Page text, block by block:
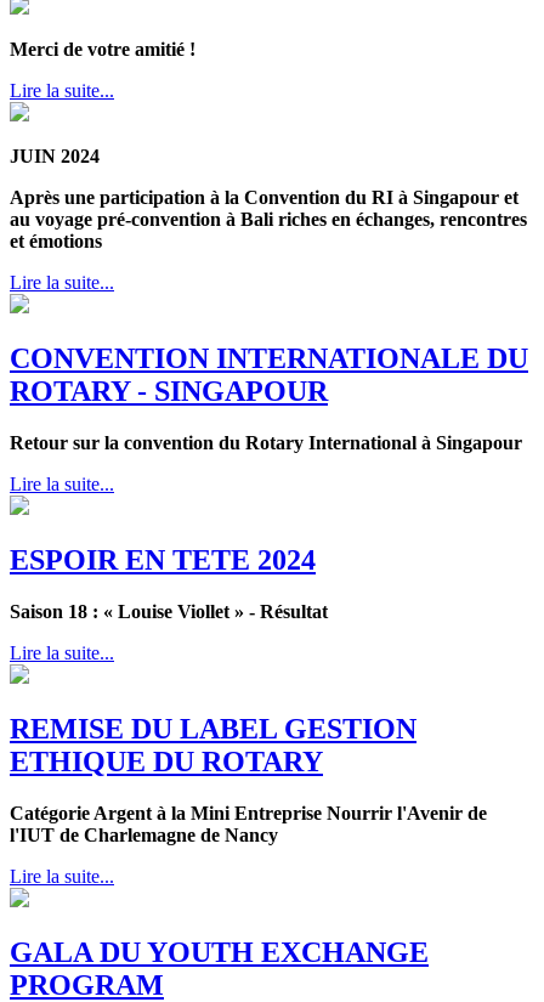
Merci de votre amitié !
Lire la suite...
JUIN 2024
Après une participation à la Convention du RI à Singapour et
au voyage pré-convention à Bali riches en échanges, rencontres
et émotions
Lire la suite...
CONVENTION INTERNATIONALE DU
ROTARY - SINGAPOUR
Retour sur la convention du Rotary International à Singapour
Lire la suite...
ESPOIR EN TETE 2024
Saison 18 : « Louise Viollet » - Résultat
Lire la suite...
REMISE DU LABEL GESTION
ETHIQUE DU ROTARY
Catégorie Argent à la Mini Entreprise Nourrir l'Avenir de
l'IUT de Charlemagne de Nancy
Lire la suite...
GALA DU YOUTH EXCHANGE
PROGRAM